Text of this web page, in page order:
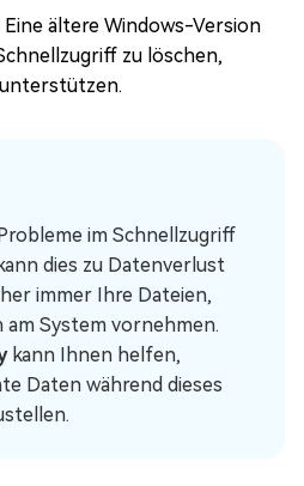
Eine ältere Windows-Version
zu löschen,
im Schnellzugriff
dies zu Datenverlust
immer Ihre Dateien,
am System vornehmen.
kann Ihnen helfen,
Daten während dieses